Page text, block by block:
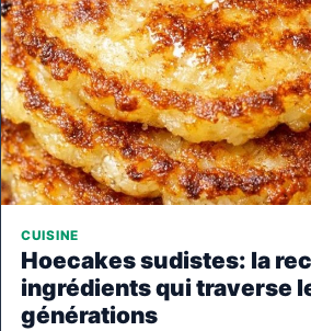
CUISINE
Hoecakes sudistes: la
ingrédients qui traverse
générations